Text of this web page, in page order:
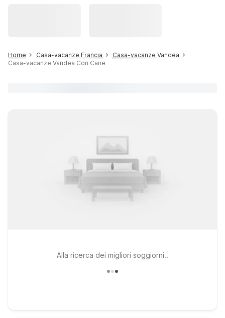
Home Casa-vacanze Francia
Casa-vacanze Vandea
Casa-vacanze Vandea Con Cane
Alla ricerca dei migliori soggiorni..